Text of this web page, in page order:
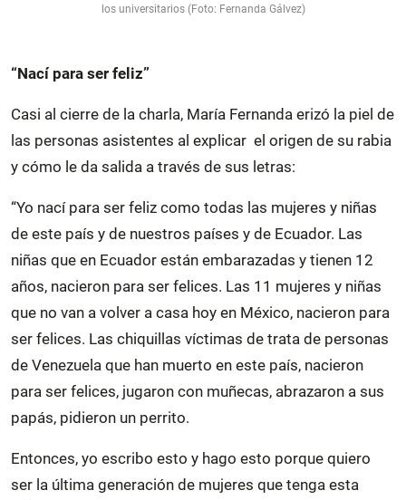
los universitarios (Foto: Fernanda Gálvez)
“Nací para ser feliz”
Casi al cierre de la charla, María Fernanda erizó la piel de
las personas asistentes al explicar el origen de su rabia
y cómo le da salida a través de sus letras:
“Yo nací para ser feliz como todas las mujeres y niñas
de este país y de nuestros países y de Ecuador. Las
niñas que en Ecuador están embarazadas y tienen 12
años, nacieron para ser felices. Las 11 mujeres y niñas
que no van a volver a casa hoy en México, nacieron para
ser felices. Las chiquillas víctimas de trata de personas
de Venezuela que han muerto en este país, nacieron
para ser felices, jugaron con muñecas, abrazaron a sus
papás, pidieron un perrito.
Entonces, yo escribo esto y hago esto porque quiero
ser la última generación de mujeres que tenga esta